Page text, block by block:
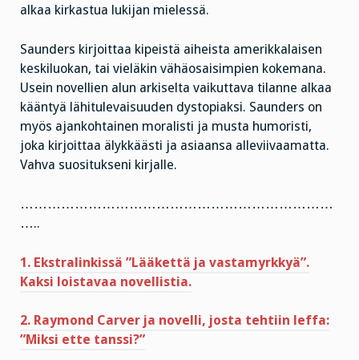
alkaa kirkastua lukijan mielessä.
Saunders kirjoittaa kipeistä aiheista amerikkalaisen
keskiluokan, tai vieläkin vähäosaisimpien kokemana.
Usein novellien alun arkiselta vaikuttava tilanne alkaa
kääntyä lähitulevaisuuden dystopiaksi. Saunders on
myös ajankohtainen moralisti ja musta humoristi,
joka kirjoittaa älykkäästi ja asiaansa alleviivaamatta.
Vahva suositukseni kirjalle.
……………………………………………………………
…..
1. Ekstralinkissä ”Lääkettä ja vastamyrkkyä”.
Kaksi loistavaa novellistia.
2. Raymond Carver ja novelli, josta tehtiin leffa:
”Miksi ette tanssi?”